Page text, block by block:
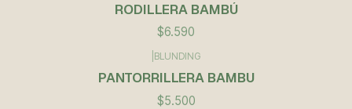
RODILLERA BAMBÚ
$6.590
BLUNDING
PANTORRILLERA BAMBU
$5.500